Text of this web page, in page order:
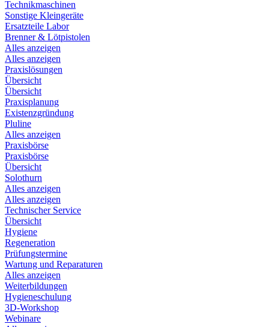
Technikmaschinen
Sonstige Kleingeräte
Ersatzteile Labor
Brenner & Lötpistolen
Alles anzeigen
Alles anzeigen
Praxislösungen
Übersicht
Übersicht
Praxisplanung
Existenzgründung
Pluline
Alles anzeigen
Praxisbörse
Praxisbörse
Übersicht
Solothurn
Alles anzeigen
Alles anzeigen
Technischer Service
Übersicht
Hygiene
Regeneration
Prüfungstermine
Wartung und Reparaturen
Alles anzeigen
Weiterbildungen
Hygieneschulung
3D-Workshop
Webinare